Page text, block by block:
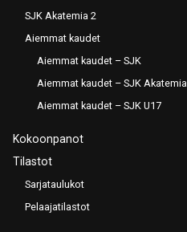
SJK Akatemia 2
Aiemmat kaudet
Aiemmat kaudet – SJK
Aiemmat kaudet – SJK Akatemia
Aiemmat kaudet – SJK U17
Kokoonpanot
Tilastot
Sarjataulukot
Pelaajatilastot